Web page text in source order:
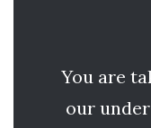
You are
our